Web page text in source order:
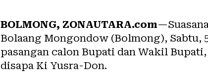
BOLMONG, ZONAUTARA.com
Bolaang Mongondow (Bolmong), Sabtu,
pasangan calon Bupati dan Wakil
disapa Ki Yusra-Don.